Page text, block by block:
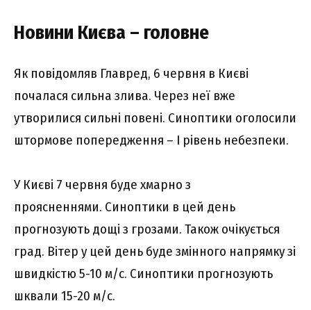
Новини Києва – головне
Як повідомляв Главред, 6 червня в Києві
почалася сильна злива. Через неї вже
утворилися сильні повені. Синоптики оголосили
штормове попередження – I рівень небезпеки.
У Києві 7 червня буде хмарно з
проясненнями. Синоптики в цей день
прогнозують дощі з грозами. Також очікується
град. Вітер у цей день буде змінного напрямку зі
швидкістю 5-10 м/с. Синоптики прогнозують
шквали 15-20 м/с.